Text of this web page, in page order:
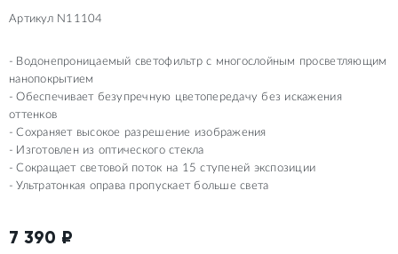
Артикул N11104
Водонепроницаемый светофильтр с многослойным просветляющим
нанопокрытием
Обеспечивает безупречную цветопередачу без искажения
оттенков
Сохраняет высокое разрешение изображения
Изготовлен из оптического стекла
Сокращает световой поток на 15 ступеней экспозиции
Ультратонкая оправа пропускает больше света
7 390 ₽